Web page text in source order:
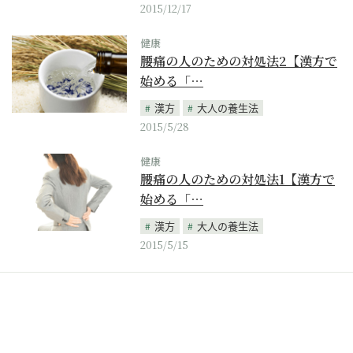
2015/12/17
健康
腰痛の人のための対処法2【漢方で
始める「…
漢方
大人の養生法
2015/5/28
健康
腰痛の人のための対処法1【漢方で
始める「…
漢方
大人の養生法
2015/5/15